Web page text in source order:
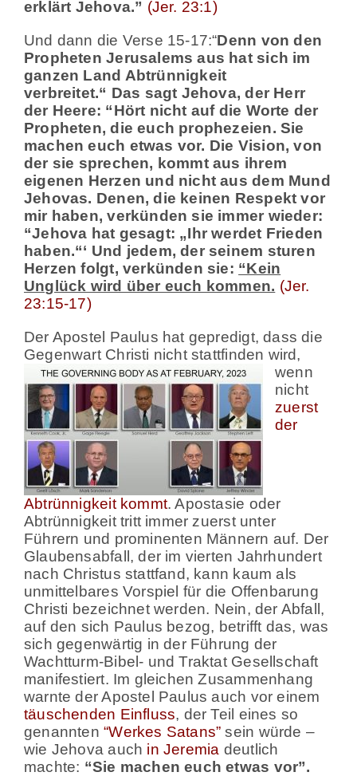
erklärt Jehova.” (Jer. 23:1)
Und dann die Verse 15-17:“Denn von den
Propheten Jerusalems aus hat sich im
ganzen Land Abtrünnigkeit
verbreitet.“ Das sagt Jehova, der Herr
der Heere: “Hört nicht auf die Worte der
Propheten, die euch prophezeien. Sie
machen euch etwas vor. Die Vision, von
der sie sprechen, kommt aus ihrem
eigenen Herzen und nicht aus dem Mund
Jehovas. Denen, die keinen Respekt vor
mir haben, verkünden sie immer wieder:
“Jehova hat gesagt: „Ihr werdet Frieden
haben.“‘ Und jedem, der seinem sturen
Herzen folgt, verkünden sie: “Kein
Unglück wird über euch kommen. (Jer.
23:15-17)
Der Apostel Paulus hat gepredigt, dass die
Gegenwart Christi nicht stattfinden wird,
wenn
nicht
zuerst
der
Abtrünnigkeit kommt. Apostasie oder
Abtrünnigkeit tritt immer zuerst unter
Führern und prominenten Männern auf. Der
Glaubensabfall, der im vierten Jahrhundert
nach Christus stattfand, kann kaum als
unmittelbares Vorspiel für die Offenbarung
Christi bezeichnet werden. Nein, der Abfall,
auf den sich Paulus bezog, betrifft das, was
sich gegenwärtig in der Führung der
Wachtturm-Bibel- und Traktat Gesellschaft
manifestiert. Im gleichen Zusammenhang
warnte der Apostel Paulus auch vor einem
täuschenden Einfluss, der Teil eines so
genannten“Werkes Satans” sein würde –
wie Jehova auch in Jeremia deutlich
machte: “Sie machen euch etwas vor”.